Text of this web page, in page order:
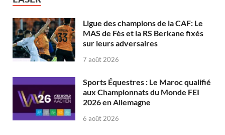
Ligue des champions de la CAF: Le
MAS de Fès et la RS Berkane fixés
sur leurs adversaires
7 août 2026
Sports Équestres : Le Maroc qualifié
aux Championnats du Monde FEI
2026 en Allemagne
6 août 2026